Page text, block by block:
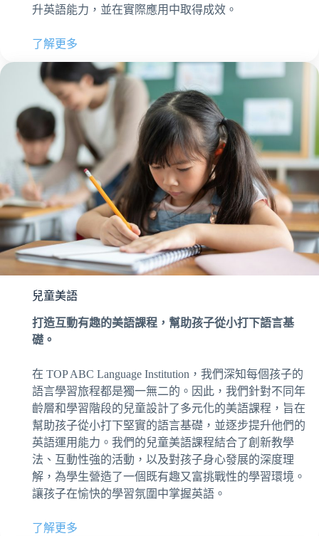
升英語能力，並在實際應用中取得成效。
了解更多
兒童美語
打造互動有趣的美語課程，幫助孩子從小打下語言基
礎。
在 TOP ABC Language Institution，我們深知每個孩子的
語言學習旅程都是獨一無二的。因此，我們針對不同年
齡層和學習階段的兒童設計了多元化的美語課程，旨在
幫助孩子從小打下堅實的語言基礎，並逐步提升他們的
英語運用能力。我們的兒童美語課程結合了創新教學
法、互動性強的活動，以及對孩子身心發展的深度理
解，為學生營造了一個既有趣又富挑戰性的學習環境。
讓孩子在愉快的學習氛圍中掌握英語。
了解更多